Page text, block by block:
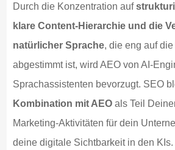
Durch die Konzentration auf
klare Content-Hierarchie und die
natürlicher Sprache, die eng auf
abgestimmt ist, wird AEO von AI-
Sprachassistenten bevorzugt. SEO
Kombination mit AEO als Teil
Marketing-Aktivitäten für dein
deine digitale Sichtbarkeit in den KIs.